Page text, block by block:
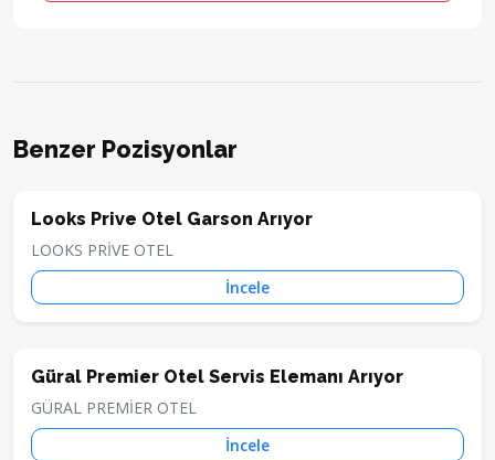
Benzer Pozisyonlar
Looks Prive Otel Garson Arıyor
LOOKS PRİVE OTEL
İncele
Güral Premier Otel Servis Elemanı Arıyor
GÜRAL PREMİER OTEL
İncele